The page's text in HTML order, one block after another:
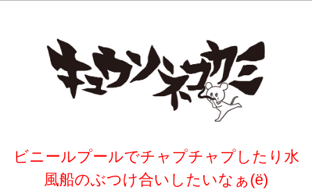
ビニールプールでチャプチャプしたり水
風船のぶつけ合いしたいなぁ(ё)